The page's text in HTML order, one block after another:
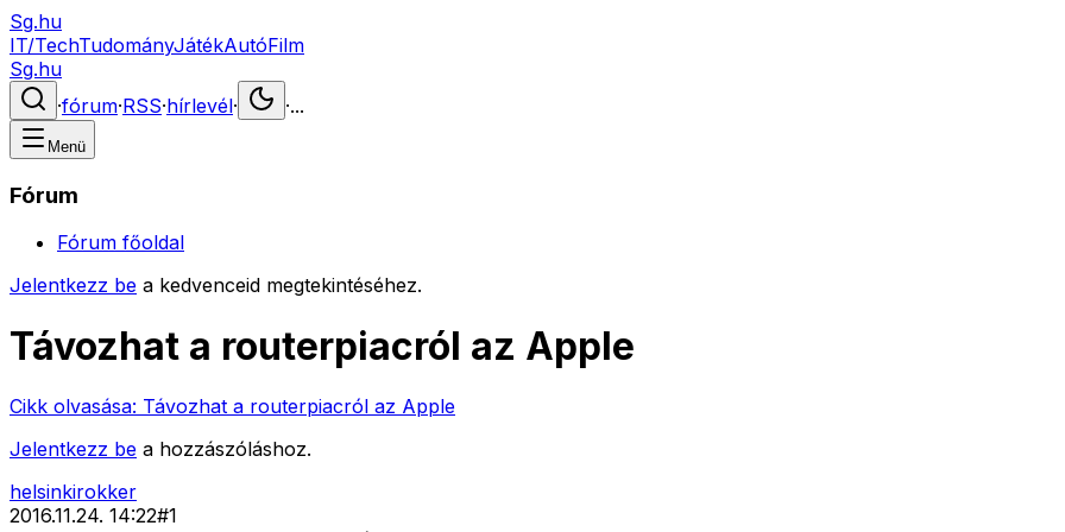
Sg.hu
IT/TechTudományJátékAutóFilm
Sg.hu
·fórum·RSS·hírlevél· ·...
Menü
Fórum
Fórum főoldal
Jelentkezz be a kedvenceid megtekintéséhez.
Távozhat a routerpiacról az Apple
Cikk olvasása: Távozhat a routerpiacról az Apple
Jelentkezz be a hozzászóláshoz.
helsinkirokker
2016.11.24. 14:22#1